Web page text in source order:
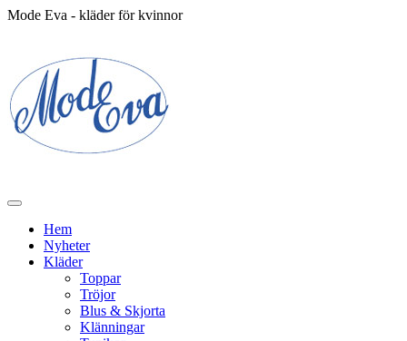
Mode Eva - kläder för kvinnor
Hem
Nyheter
Kläder
Toppar
Tröjor
Blus & Skjorta
Klänningar